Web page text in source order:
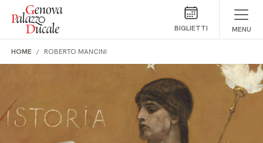
Salta al contenuto
BIGLIETTI MENU
HOME ROBERTO MANCINI